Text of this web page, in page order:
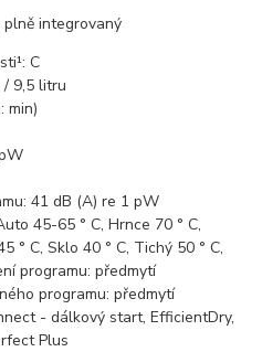
plně integrovaný
C
/ 9,5 litru
min)
41 dB (A) re 1 pW
45-65 ° C, Hrnce 70 ° C,
° C, Sklo 40 ° C, Tichý 50 ° C,
programu: předmytí
programu: předmytí
- dálkový start, EfficientDry,
Plus